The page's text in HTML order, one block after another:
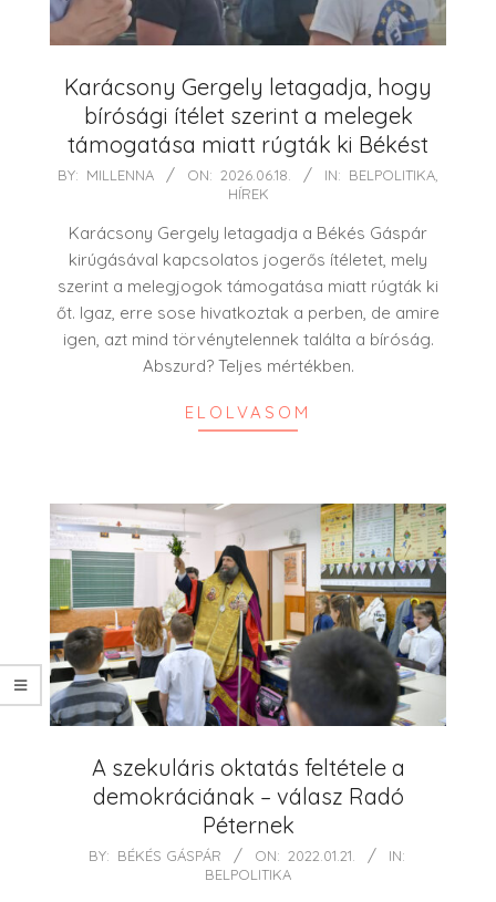
Karácsony Gergely letagadja, hogy
bírósági ítélet szerint a melegek
támogatása miatt rúgták ki Békést
2026-
BY: MILLENNA ON: 2026.06.18. IN: BELPOLITIKA,
HÍREK
Karácsony Gergely letagadja a Békés Gáspár
kirúgásával kapcsolatos jogerős ítéletet, mely
szerint a melegjogok támogatása miatt rúgták ki
őt. Igaz, erre sose hivatkoztak a perben, de amire
igen, azt mind törvénytelennek találta a bíróság.
Abszurd? Teljes mértékben.
ELOLVASOM
A szekuláris oktatás feltétele a
demokráciának – válasz Radó
Péternek
2022-BY: BÉKÉS GÁSPÁR ON: 2022.01.21.
IN:
BELPOLITIKA